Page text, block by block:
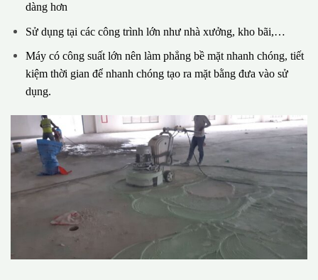
dàng hơn
Sử dụng tại các công trình lớn như nhà xưởng, kho bãi,…
Máy có công suất lớn nên làm phẳng bề mặt nhanh chóng, tiết
kiệm thời gian để nhanh chóng tạo ra mặt bằng đưa vào sử
dụng.